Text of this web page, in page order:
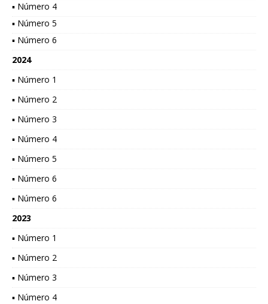
▪ Número 4
▪ Número 5
▪ Número 6
2024
▪ Número 1
▪ Número 2
▪ Número 3
▪ Número 4
▪ Número 5
▪ Número 6
▪ Número 6
2023
▪ Número 1
▪ Número 2
▪ Número 3
▪ Número 4